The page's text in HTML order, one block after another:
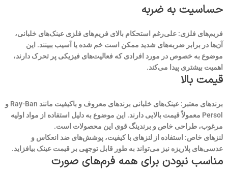
حساسیت به ضربه
فریم‌های فلزی: علی‌رغم استحکام بالای فریم‌های فلزی عینک‌های خلبانی،
آن‌ها در برابر ضربه‌های شدید ممکن است خم شده یا آسیب ببینند. این
موضوع به خصوص در مورد افرادی که فعالیت‌های فیزیکی پر تحرک دارند،
اهمیت بیشتری پیدا می‌کند.
قیمت بالا
برندهای معتبر: عینک‌های خلبانی برندهای معروف و باکیفیت مانند Ray-Ban و
Persol معمولاً قیمت بالایی دارند. این موضوع به دلیل استفاده از مواد اولیه
مرغوب، طراحی خاص و برندینگ قوی این محصولات است.
لنزهای خاص: استفاده از لنزهای با کیفیت، پوشش‌های ضد انعکاس و
عدسی‌های پلاریزه نیز می‌تواند به طور قابل توجهی بر قیمت عینک بیافزاید.
مناسب نبودن برای همه فرم‌های صورت